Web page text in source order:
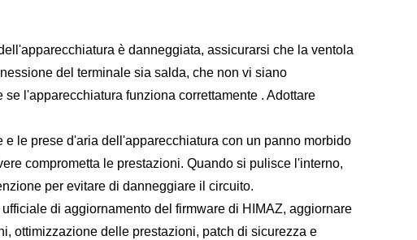
è danneggiata, assicurarsi che la ventola
del terminale sia salda, che non vi siano
l'apparecchiatura funziona correttamente . Adottare
e le prese d'aria dell'apparecchiatura con un panno morbido
comprometta le prestazioni. Quando si pulisce l'interno,
per evitare di danneggiare il circuito.
di aggiornamento del firmware di HIMAZ, aggiornare
ottimizzazione delle prestazioni, patch di sicurezza e